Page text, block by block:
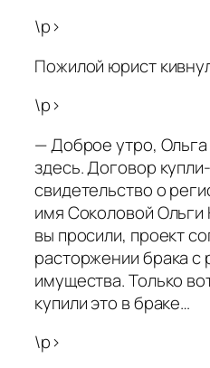
\p>
Пожилой юрист
\p>
— Доброе утро,
здесь. Договор
свидетельство о
имя Соколовой Ольги
вы просили, проект
расторжении брака с
имущества. Только
купили это в браке…
\p>